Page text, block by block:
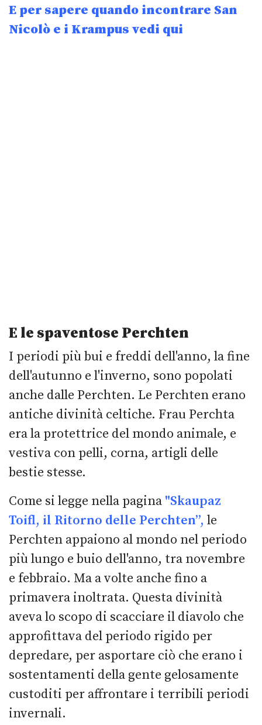
E per sapere quando incontrare San
Nicolò e i Krampus vedi qui
E le spaventose Perchten
I periodi più bui e freddi dell'anno, la fine
dell'autunno e l'inverno, sono popolati
anche dalle Perchten. Le Perchten erano
antiche divinità celtiche. Frau Perchta
era la protettrice del mondo animale, e
vestiva con pelli, corna, artigli delle
bestie stesse.
Come si legge nella pagina "Skaupaz
Toifl, il Ritorno delle Perchten”, le
Perchten appaiono al mondo nel periodo
più lungo e buio dell'anno, tra novembre
e febbraio. Ma a volte anche fino a
primavera inoltrata. Questa divinità
aveva lo scopo di scacciare il diavolo che
approfittava del periodo rigido per
depredare, per asportare ciò che erano i
sostentamenti della gente gelosamente
custoditi per affrontare i terribili periodi
invernali.